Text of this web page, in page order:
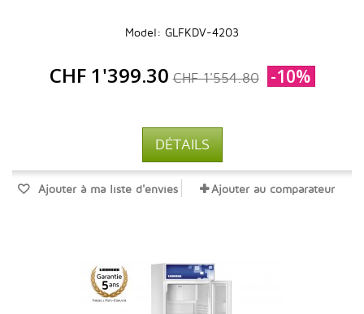
Model: GLFKDV-4203
CHF 1'399.30 CHF 1'554.80 -10%
DÉTAILS
Ajouter à ma liste d'envies Ajouter au comparateur